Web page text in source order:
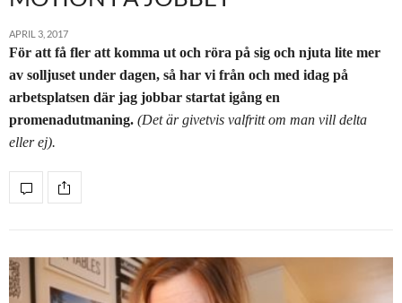
APRIL 3, 2017
För att få fler att komma ut och röra på sig och njuta lite mer
av solljuset under dagen, så har vi från och med idag på
arbetsplatsen där jag jobbar startat igång en
promenadutmaning. (Det är givetvis valfritt om man vill delta
eller ej).